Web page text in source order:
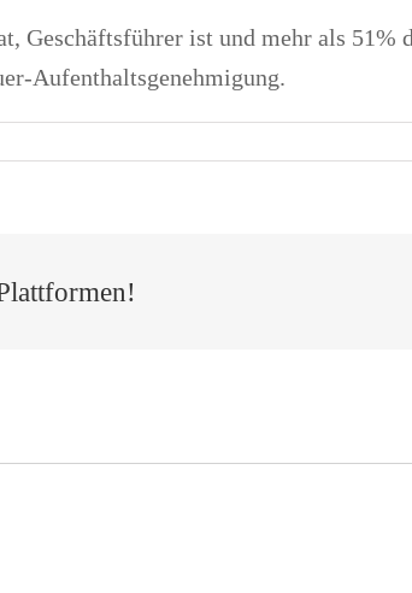
Geschäftsführer ist und mehr als
Aufenthaltsgenehmigung.